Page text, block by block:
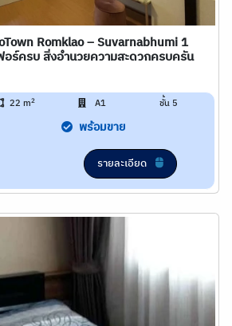
Romklao – Suvarnabhumi 1
อร์ครบ สิ่งอำนวยความสะดวกครบครัน
22 m2 A1 ชั้น 5
พร้อมขาย
รายละเอียด